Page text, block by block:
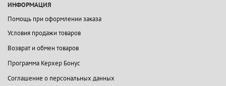
ИНФОРМАЦИЯ
Помощь при оформлении заказа
Условия продажи товаров
Возврат и обмен товаров
Программа Керхер Бонус
Соглашение о персональных данных